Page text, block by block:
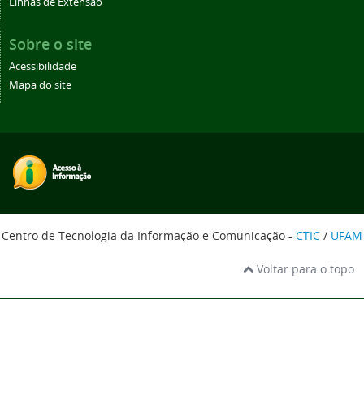
Sobre o site
Acessibilidade
Mapa do site
Centro de Tecnologia da Informação e Comunicação - CTIC / UFAM
Voltar para o topo